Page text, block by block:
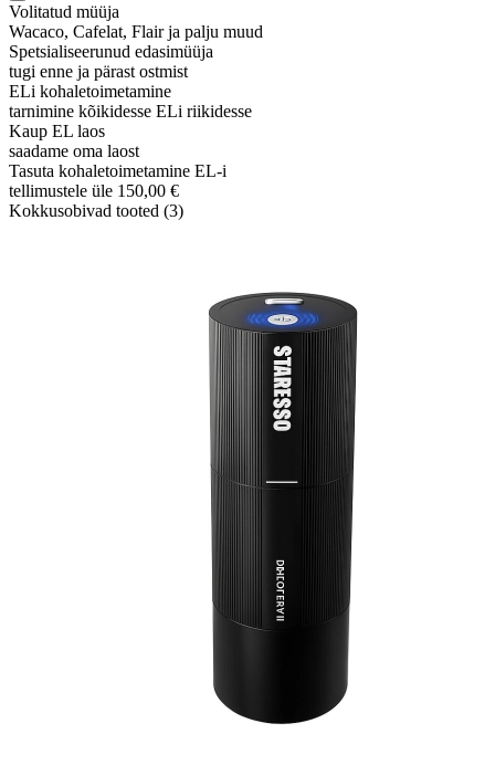
Volitatud müüja
Wacaco, Cafelat, Flair ja palju muud
Spetsialiseerunud edasimüüja
tugi enne ja pärast ostmist
ELi kohaletoimetamine
tarnimine kõikidesse ELi riikidesse
Kaup EL laos
saadame oma laost
Tasuta kohaletoimetamine EL-i
tellimustele üle 150,00 €
Kokkusobivad tooted (3)